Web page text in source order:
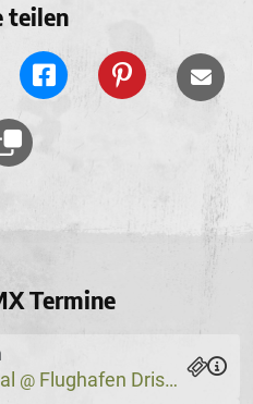
teilen
Termine
@ Flughafen Drispenstedt